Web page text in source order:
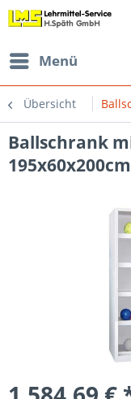
Menü
Übersicht
Ballschrank